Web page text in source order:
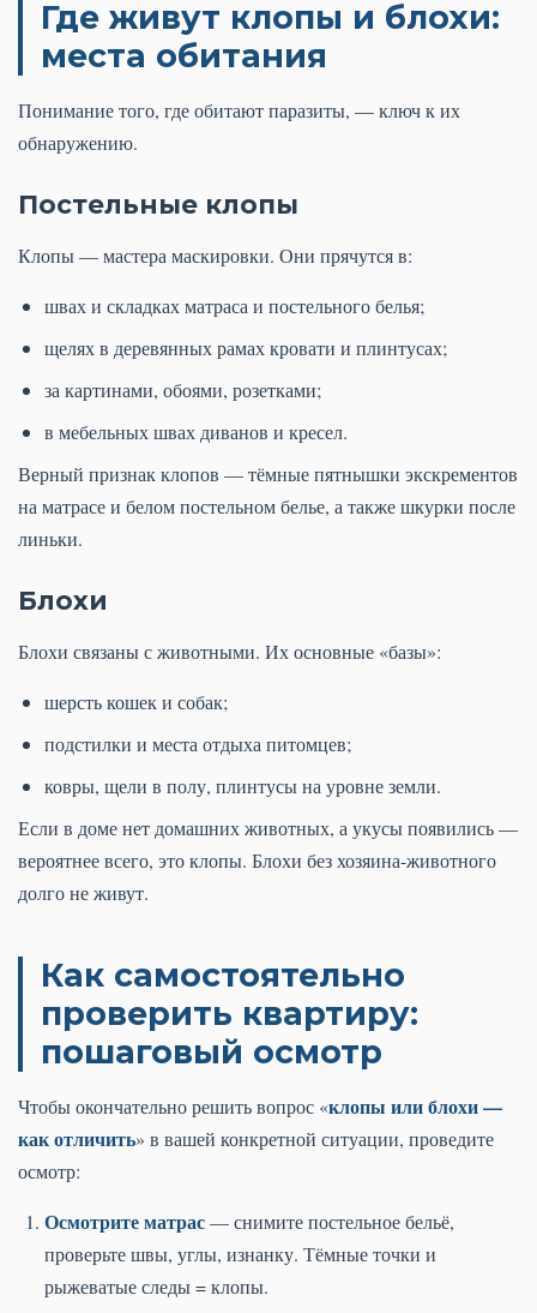
Где живут клопы и блохи:
места обитания
Понимание того, где обитают паразиты, — ключ к их
обнаружению.
Постельные клопы
Клопы — мастера маскировки. Они прячутся в:
швах и складках матраса и постельного белья;
щелях в деревянных рамах кровати и плинтусах;
за картинами, обоями, розетками;
в мебельных швах диванов и кресел.
Верный признак клопов — тёмные пятнышки экскрементов
на матрасе и белом постельном белье, а также шкурки после
линьки.
Блохи
Блохи связаны с животными. Их основные «базы»:
шерсть кошек и собак;
подстилки и места отдыха питомцев;
ковры, щели в полу, плинтусы на уровне земли.
Если в доме нет домашних животных, а укусы появились —
вероятнее всего, это клопы. Блохи без хозяина-животного
долго не живут.
Как самостоятельно
проверить квартиру:
пошаговый осмотр
Чтобы окончательно решить вопрос «клопы или блохи —
как отличить» в вашей конкретной ситуации, проведите
осмотр:
Осмотрите матрас— снимите постельное бельё,
проверьте швы, углы, изнанку. Тёмные точки и
рыжеватые следы = клопы.